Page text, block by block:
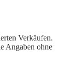
Verkäufen.
Angaben ohne